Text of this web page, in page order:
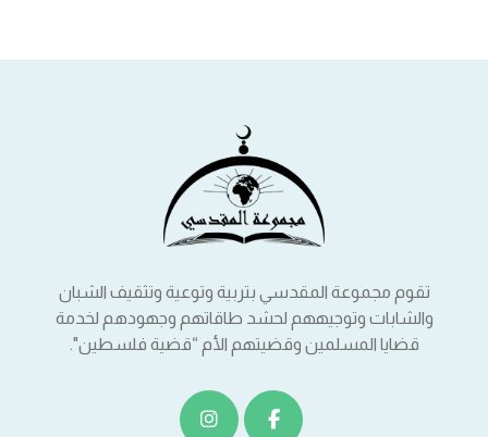
تقوم مجموعة المقدسي بتربية وتوعية وتثقيف الشبان
والشابات وتوجيههم لحشد طاقاتهم وجهودهم لخدمة
قضايا المسلمين وقضيتهم الأم “قضية فلسطين".